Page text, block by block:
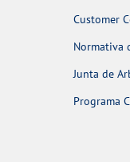
Customer
Normativa
Junta de
Programa